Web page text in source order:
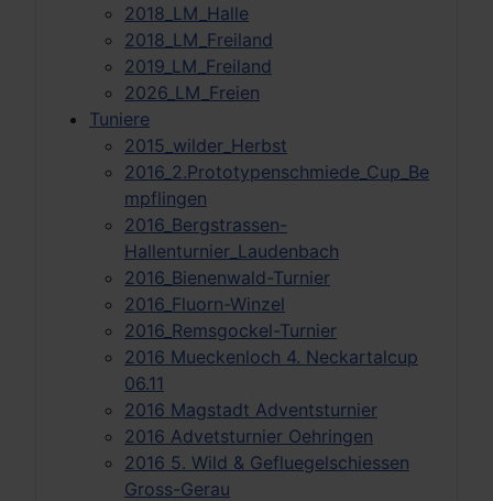
2018_LM_Halle
2018_LM_Freiland
2019_LM_Freiland
2026_LM_Freien
Tuniere
2015_wilder_Herbst
2016_2.Prototypenschmiede_Cup_Be
mpflingen
2016_Bergstrassen-
Hallenturnier_Laudenbach
2016_Bienenwald-Turnier
2016_Fluorn-Winzel
2016_Remsgockel-Turnier
2016 Mueckenloch 4. Neckartalcup
06.11
2016 Magstadt Adventsturnier
2016 Advetsturnier Oehringen
2016 5. Wild & Gefluegelschiessen
Gross-Gerau